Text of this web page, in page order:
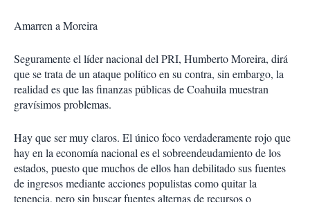
Amarren a Moreira
Seguramente el líder nacional del PRI, Humberto Moreira, dirá
que se trata de un ataque político en su contra, sin embargo, la
realidad es que las finanzas públicas de Coahuila muestran
gravísimos problemas.
Hay que ser muy claros. El único foco verdaderamente rojo que
hay en la economía nacional es el sobreendeudamiento de los
estados, puesto que muchos de ellos han debilitado sus fuentes
de ingresos mediante acciones populistas como quitar la
tenencia, pero sin buscar fuentes alternas de recursos o